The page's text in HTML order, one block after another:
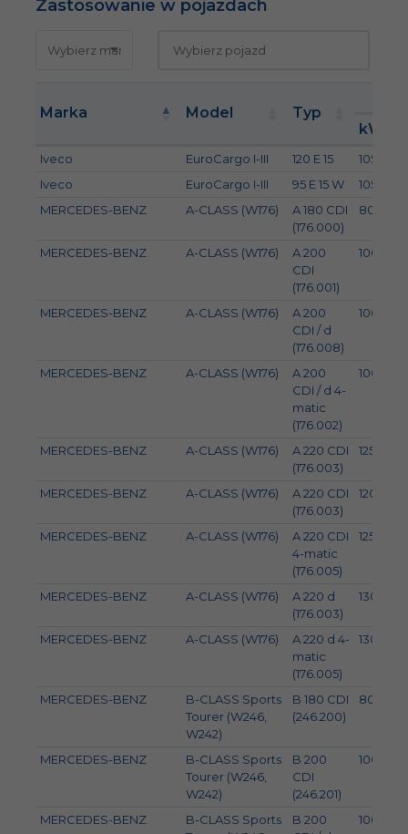
Zastosowanie w pojazdach
Marka Model Typ
kW
Iveco EuroCargo I-III 120 E 15 105
Iveco
EuroCargo I-III 95 E 15 W 105
MERCEDES-BENZ
A-CLASS (W176)
A 180 CDI
(176.000)
80
MERCEDES-BENZ A-CLASS (W176)
A 200
CDI
(176.001)
100
MERCEDES-BENZ A-CLASS (W176)
A 200
CDI / d
(176.008)
100
MERCEDES-BENZ A-CLASS (W176)
A 200
CDI / d 4-
matic
(176.002)
100
MERCEDES-BENZ A-CLASS (W176)
A 220 CDI
(176.003)
125
MERCEDES-BENZ A-CLASS (W176)
A 220 CDI
(176.003)
120
MERCEDES-BENZ A-CLASS (W176)
A 220 CDI
4-matic
(176.005)
125
MERCEDES-BENZ A-CLASS (W176)
A 220 d
(176.003)
130
MERCEDES-BENZ A-CLASS (W176)
A 220 d 4-
matic
(176.005)
130
MERCEDES-BENZ
B-CLASS Sports
Tourer (W246,
W242)
B 180 CDI
(246.200)
80
MERCEDES-BENZ
B-CLASS Sports
Tourer (W246,
W242)
B 200
CDI
(246.201)
100
MERCEDES-BENZ
B-CLASS Sports
B 200
100